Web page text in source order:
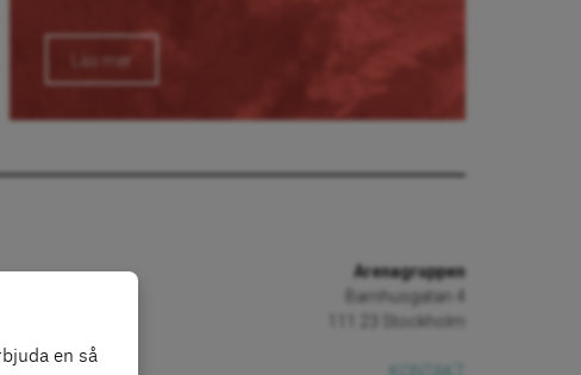
Läs mer
Arenagruppen
Barnhusgatan 4
111 23 Stockholm
en så